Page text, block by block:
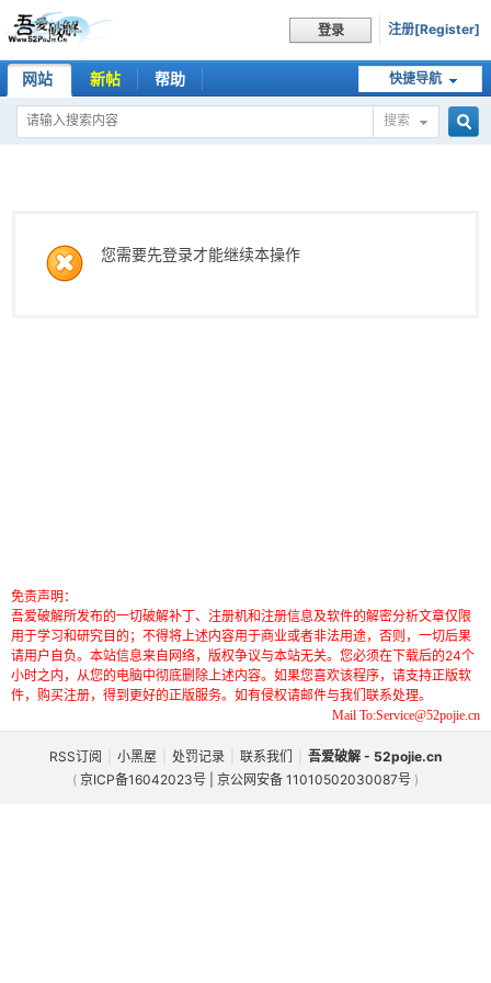
登录 注册[Register]
快捷导航
网站 新帖 帮助
搜索
您需要先登录才能继续本操作
免责声明：
吾爱破解所发布的一切破解补丁、注册机和注册信息及软件的解密分析文章仅限
用于学习和研究目的；不得将上述内容用于商业或者非法用途，否则，一切后果
请用户自负。本站信息来自网络，版权争议与本站无关。您必须在下载后的24个
小时之内，从您的电脑中彻底删除上述内容。如果您喜欢该程序，请支持正版软
件，购买注册，得到更好的正版服务。如有侵权请邮件与我们联系处理。
Mail To:Service@52pojie.cn
RSS订阅 小黑屋 处罚记录 联系我们
吾爱破解 - 52pojie.cn
( 京ICP备16042023号 | 京公网安备 11010502030087号 )